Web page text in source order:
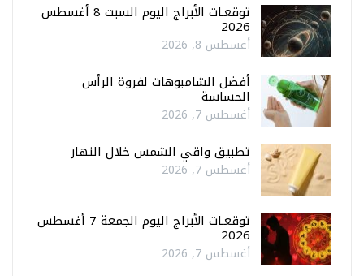
توقعـات الأبراج اليوم السبت 8 أغسطس
2026
أغسطس 8, 2026
أفضل الشامبوهات لفروة الرأس
الحساسة
أغسطس 7, 2026
تطبيق واقي الشمس خلال النهار
أغسطس 7, 2026
توقعـات الأبراج اليوم الجمعة 7 أغسطس
2026
أغسطس 7, 2026